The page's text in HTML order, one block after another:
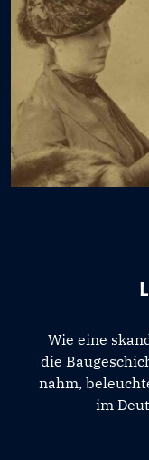
Wie eine
die
nahm,
im